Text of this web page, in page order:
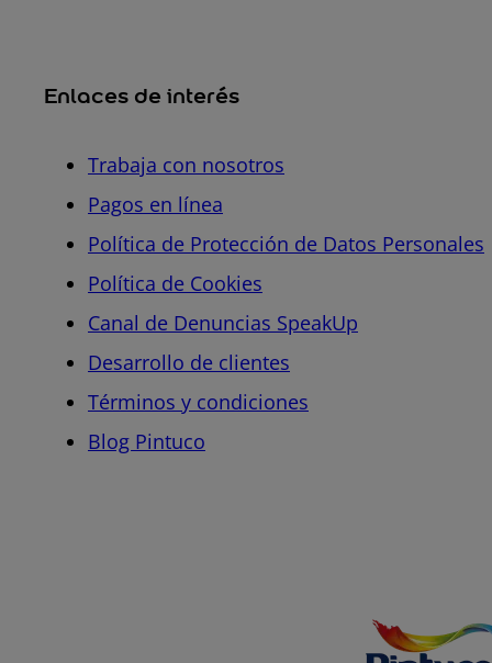
Enlaces de interés
Trabaja con nosotros
Pagos en línea
Política de Protección de Datos Personales
Política de Cookies
Canal de Denuncias SpeakUp
Desarrollo de clientes
Términos y condiciones
Blog Pintuco